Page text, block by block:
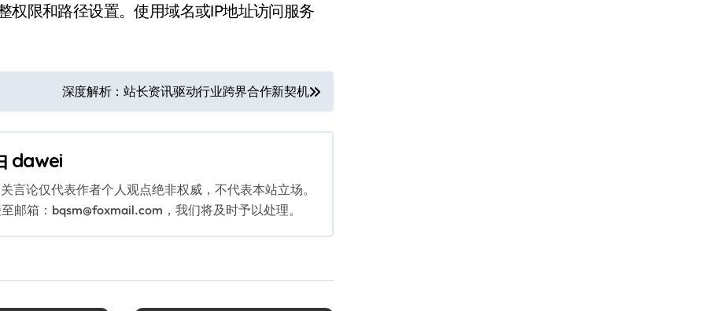
权限和路径设置。使用域名或IP地址访问服务
深度解析：站长资讯驱动行业跨界合作新契机
dawei
言论仅代表作者个人观点绝非权威，不代表本站立场。
邮箱：bqsm@foxmail.com，我们将及时予以处理。